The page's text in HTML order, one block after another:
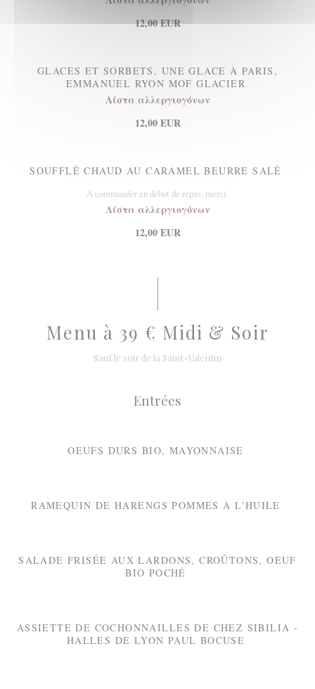
12,00 EUR
GLACES ET SORBETS, UNE GLACE À PARIS,
EMMANUEL RYON MOF GLACIER
Λίστα αλλεργιογόνων
12,00 EUR
SOUFFLÉ CHAUD AU CARAMEL BEURRE SALÉ
A commander en début de repas, merci.
Λίστα αλλεργιογόνων
12,00 EUR
Menu à 39 € Midi & Soir
Sauf le soir de la Saint-Valentin
Entrées
OEUFS DURS BIO, MAYONNAISE
RAMEQUIN DE HARENGS POMMES À L'HUILE
SALADE FRISÉE AUX LARDONS, CROÛTONS, OEUF
BIO POCHÉ
ASSIETTE DE COCHONNAILLES DE CHEZ SIBILIA -
HALLES DE LYON PAUL BOCUSE